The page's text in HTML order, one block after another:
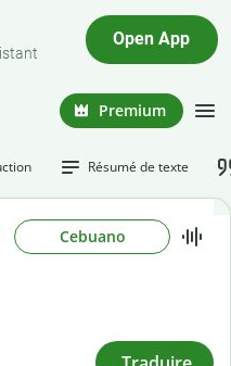
Open App
Premium
Résumé de texte
Cebuano